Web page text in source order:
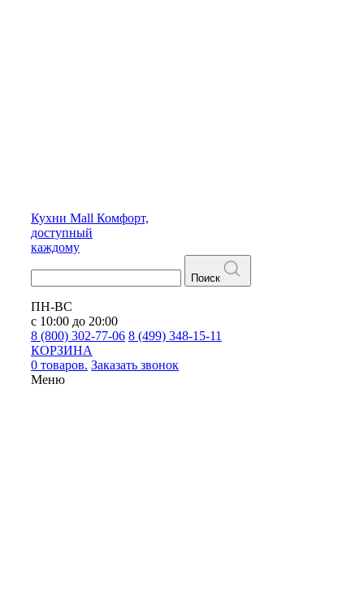
Кухни Mall Комфорт,
доступный
каждому
Поиск
ПН-ВС
с 10:00 до 20:00
8 (800) 302-77-06 8 (499) 348-15-11
КОРЗИНА
0 товаров. Заказать звонок
Меню